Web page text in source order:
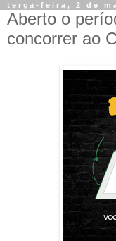
terça-feira, 2 de
Aberto o
concorrer ao